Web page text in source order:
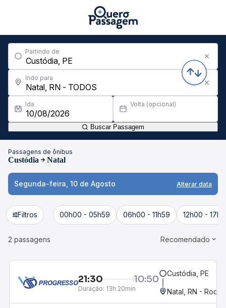
Partindo de
Indo para
Ida Volta (opcional)
Buscar Passagem
Passagens de ônibus
Custódia Natal
Segunda-feira, 10 de Agosto Alterar data
Filtros 00h00 - 05h59 06h00 - 11h59 12h00 -
2 passagens Recomendado
21:30 10:50
Duração: 13h 20min
Custódia, PE
Natal, RN -